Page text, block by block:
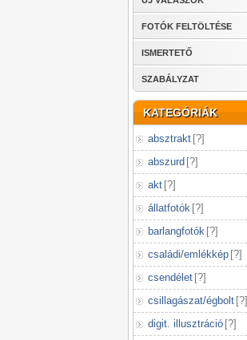
FOTÓK FELTÖLTÉSE
ISMERTETŐ
SZABÁLYZAT
KATEGÓRIÁK
absztrakt [?]
abszurd [?]
akt [?]
állatfotók [?]
barlangfotók [?]
családi/emlékkép [?]
csendélet [?]
csillagászat/égbolt [?]
digit. illusztráció [?]